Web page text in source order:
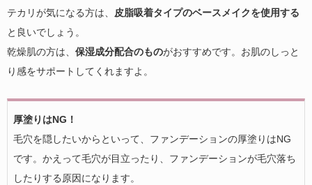
テカリが気になる方は、 皮脂吸着タイプのベースメイクを使用する
と良いでしょう。
乾燥肌の方は、 保湿成分配合のものがおすすめです。お肌のしっと
り感をサポートしてくれますよ。
厚塗りはNG！
毛穴を隠したいからといって、ファンデーションの厚塗りはNG
です。かえって毛穴が目立ったり、ファンデーションが毛穴落ち
したりする原因になります。